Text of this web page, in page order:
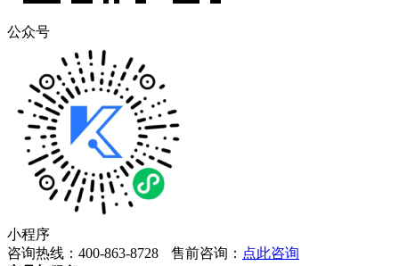
公众号
小程序
咨询热线：400-863-8728
售前咨询： 点此咨询